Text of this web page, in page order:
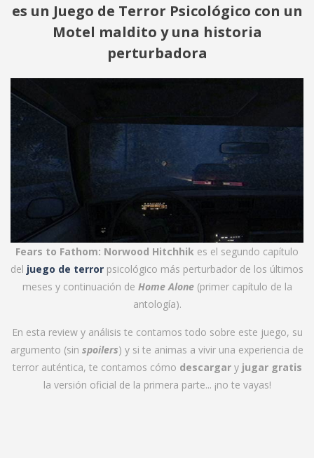
es un Juego de Terror Psicológico con un
Motel maldito y una historia
perturbadora
Fears to Fathom: Norwood Hitchhik es el segundo capítulo
del juego de terror psicológico más perturbador de los últimos
meses y continuación de Home Alone(primer capítulo de la
antología).
En esta review y análisis te contamos todo sobre este juego, su
argumento (sin spoilers) y si te animas a vivir una experiencia de
terror auténtica, te contamos cómo descargary jugar gratis
la versión oficial de la primera parte... ¡no te vayas!